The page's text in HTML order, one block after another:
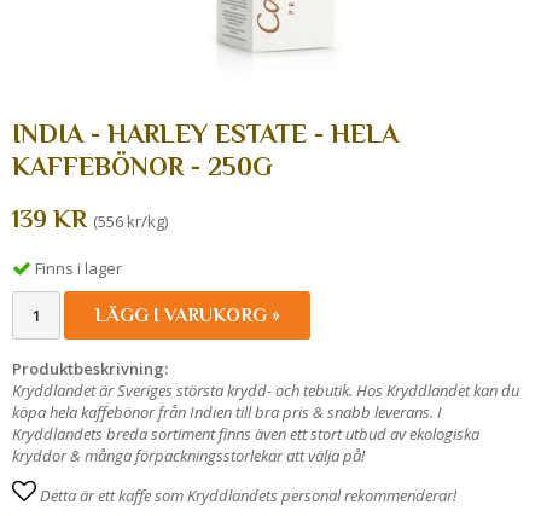
INDIA - HARLEY ESTATE - HELA
KAFFEBÖNOR - 250G
139 KR (556 kr/kg)
Finns i lager
LÄGG I VARUKORG »
Produktbeskrivning:
Kryddlandet är Sveriges största krydd- och tebutik. Hos Kryddlandet kan du
köpa hela kaffebönor från Indien till bra pris & snabb leverans. I
Kryddlandets breda sortiment finns även ett stort utbud av ekologiska
kryddor & många förpackningsstorlekar att välja på!
Detta är ett kaffe som Kryddlandets personal rekommenderar!